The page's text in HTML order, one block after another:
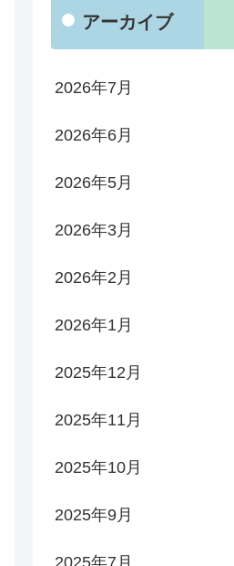
アーカイブ
2026年7月
2026年6月
2026年5月
2026年3月
2026年2月
2026年1月
2025年12月
2025年11月
2025年10月
2025年9月